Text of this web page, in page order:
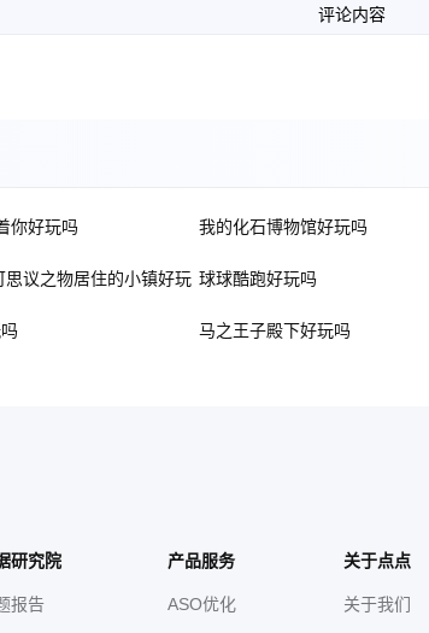
评论内容
你好玩吗 我的化石博物馆好玩吗
思议之物居住的小镇好玩 球球酷跑好玩吗
马之王子殿下好玩吗
研究院
报告
产品服务
ASO优化
关于点点
关于我们